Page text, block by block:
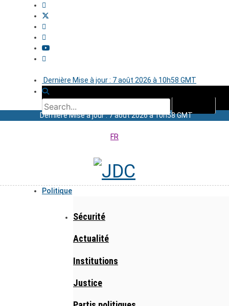
Dernière Mise à jour : 7 août 2026 à 10h58 GMT
Dernière Mise à jour : 7 août 2026 à 10h58 GMT
FR
Politique
Sécurité
Actualité
Institutions
Justice